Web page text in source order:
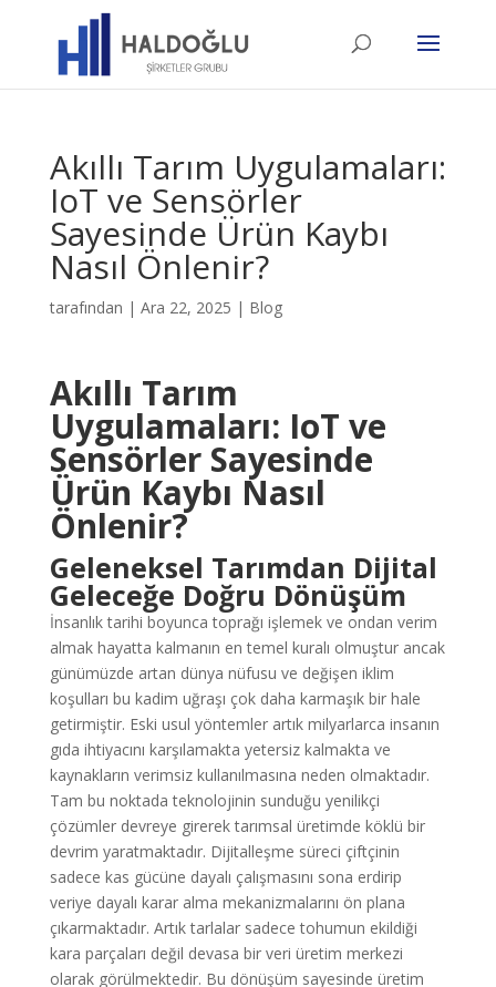
Akıllı Tarım Uygulamaları:
IoT ve Sensörler
Sayesinde Ürün Kaybı
Nasıl Önlenir?
tarafından | Ara 22, 2025 | Blog
Akıllı Tarım
Uygulamaları: IoT ve
Sensörler Sayesinde
Ürün Kaybı Nasıl
Önlenir?
Geleneksel Tarımdan Dijital
Geleceğe Doğru Dönüşüm
İnsanlık tarihi boyunca toprağı işlemek ve ondan verim
almak hayatta kalmanın en temel kuralı olmuştur ancak
günümüzde artan dünya nüfusu ve değişen iklim
koşulları bu kadim uğraşı çok daha karmaşık bir hale
getirmiştir. Eski usul yöntemler artık milyarlarca insanın
gıda ihtiyacını karşılamakta yetersiz kalmakta ve
kaynakların verimsiz kullanılmasına neden olmaktadır.
Tam bu noktada teknolojinin sunduğu yenilikçi
çözümler devreye girerek tarımsal üretimde köklü bir
devrim yaratmaktadır. Dijitalleşme süreci çiftçinin
sadece kas gücüne dayalı çalışmasını sona erdirip
veriye dayalı karar alma mekanizmalarını ön plana
çıkarmaktadır. Artık tarlalar sadece tohumun ekildiği
kara parçaları değil devasa bir veri üretim merkezi
olarak görülmektedir. Bu dönüşüm sayesinde üretim